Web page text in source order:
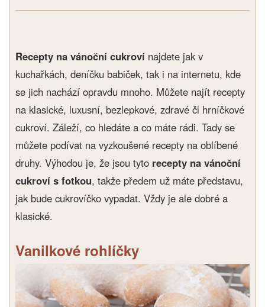
Recepty na vánoční cukroví najdete jak v
kuchařkách, deníčku babiček, tak i na internetu, kde
se jich nachází opravdu mnoho. Můžete najít recepty
na klasické, luxusní, bezlepkové, zdravé či hrníčkové
cukroví. Záleží, co hledáte a co máte rádi. Tady se
můžete podívat na vyzkoušené recepty na oblíbené
druhy. Výhodou je, že jsou tyto recepty na vánoční
cukroví s fotkou, takže předem už máte představu,
jak bude cukrovíčko vypadat. Vždy je ale dobré a
klasické.
Vanilkové rohlíčky